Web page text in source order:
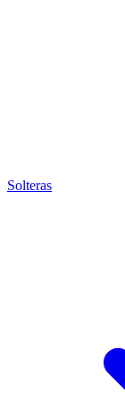
Solteras